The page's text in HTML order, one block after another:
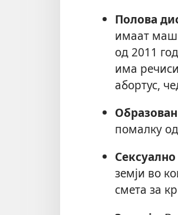
Полова
имаат
од 2011
има
абортус,
помалку
земји во
смета за